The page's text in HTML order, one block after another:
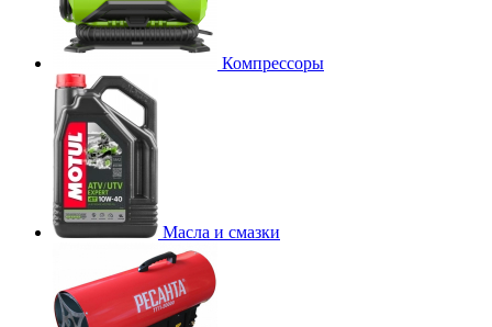
Компрессоры
Масла и смазки